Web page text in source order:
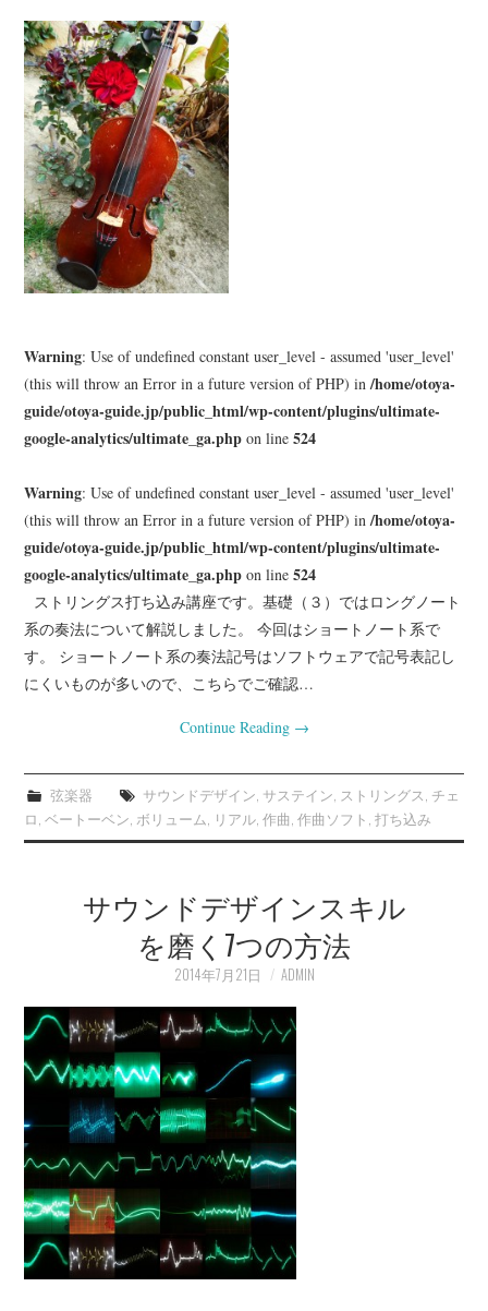
Warning: Use of undefined constant user_level - assumed 'user_level'
(this will throw an Error in a future version of PHP) in/home/otoya-
guide/otoya-guide.jp/public_html/wp-content/plugins/ultimate-
google-analytics/ultimate_ga.php on line524
Warning: Use of undefined constant user_level - assumed 'user_level'
(this will throw an Error in a future version of PHP) in/home/otoya-
guide/otoya-guide.jp/public_html/wp-content/plugins/ultimate-
google-analytics/ultimate_ga.php on line524
ストリングス打ち込み講座です。基礎（３）ではロングノート
系の奏法について解説しました。 今回はショートノート系で
す。 ショートノート系の奏法記号はソフトウェアで記号表記し
にくいものが多いので、こちらでご確認…
Continue Reading →
弦楽器 サウンドデザイン, サステイン, ストリングス, チェ
ロ,ベートーベン, ボリューム, リアル,作曲,作曲ソフト ,打ち込み
サウンドデザインスキル
を磨く7つの方法
2014年7月21日 ADMIN